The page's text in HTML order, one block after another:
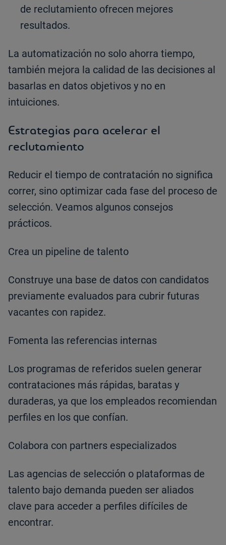
de reclutamiento ofrecen mejores
resultados.
La automatización no solo ahorra tiempo,
también mejora la calidad de las decisiones al
basarlas en datos objetivos y no en
intuiciones.
Estrategias para acelerar el
reclutamiento
Reducir el tiempo de contratación no significa
correr, sino optimizar cada fase del proceso de
selección. Veamos algunos consejos
prácticos.
Crea un pipeline de talento
Construye una base de datos con candidatos
previamente evaluados para cubrir futuras
vacantes con rapidez.
Fomenta las referencias internas
Los programas de referidos suelen generar
contrataciones más rápidas, baratas y
duraderas, ya que los empleados recomiendan
perfiles en los que confían.
Colabora con partners especializados
Las agencias de selección o plataformas de
talento bajo demanda pueden ser aliados
clave para acceder a perfiles difíciles de
encontrar.